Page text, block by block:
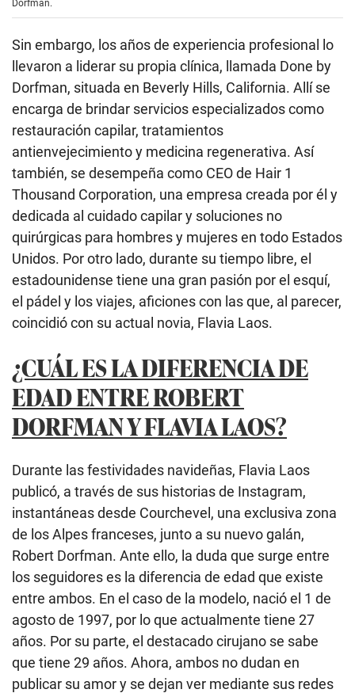
Dorfman.
Sin embargo, los años de experiencia profesional lo
llevaron a liderar su propia clínica, llamada Done by
Dorfman, situada en Beverly Hills, California. Allí se
encarga de brindar servicios especializados como
restauración capilar, tratamientos
antienvejecimiento y medicina regenerativa. Así
también, se desempeña como CEO de Hair 1
Thousand Corporation, una empresa creada por él y
dedicada al cuidado capilar y soluciones no
quirúrgicas para hombres y mujeres en todo Estados
Unidos. Por otro lado, durante su tiempo libre, el
estadounidense tiene una gran pasión por el esquí,
el pádel y los viajes, aficiones con las que, al parecer,
coincidió con su actual novia, Flavia Laos.
¿CUÁL ES LA DIFERENCIA DE
EDAD ENTRE ROBERT
DORFMAN Y FLAVIA LAOS?
Durante las festividades navideñas, Flavia Laos
publicó, a través de sus historias de Instagram,
instantáneas desde Courchevel, una exclusiva zona
de los Alpes franceses, junto a su nuevo galán,
Robert Dorfman. Ante ello, la duda que surge entre
los seguidores es la diferencia de edad que existe
entre ambos. En el caso de la modelo, nació el 1 de
agosto de 1997, por lo que actualmente tiene 27
años. Por su parte, el destacado cirujano se sabe
que tiene 29 años. Ahora, ambos no dudan en
publicar su amor y se dejan ver mediante sus redes